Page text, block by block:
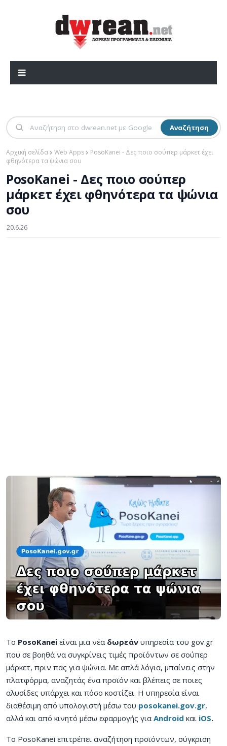
Αναζήτηση
Αρχική σελίδα Web Apps
PosoKanei - Δες ποιο σούπερ μάρκετ έχει
φθηνότερα τα ψώνια σου
PosoKanei - Δες ποιο σούπερ
μάρκετ έχει φθηνότερα τα ψώνια
σου
20.6.26
Το PosoKanei είναι μια νέα δωρεάν υπηρεσία του gov.gr
που σε βοηθά να συγκρίνεις τιμές προϊόντων σε σούπερ
μάρκετ, πριν πας για ψώνια. Με απλά λόγια, μπαίνεις στην
πλατφόρμα, αναζητάς ένα προϊόν και βλέπεις σε ποιες
αλυσίδες υπάρχει και πόσο κοστίζει. Η υπηρεσία είναι
διαθέσιμη από υπολογιστή μέσω του posokanei.gov.gr,
αλλά και από κινητό μέσω εφαρμογής για Android και iOS.
Το PosoKanei επιτρέπει αναζήτηση προϊόντων, σύγκριση